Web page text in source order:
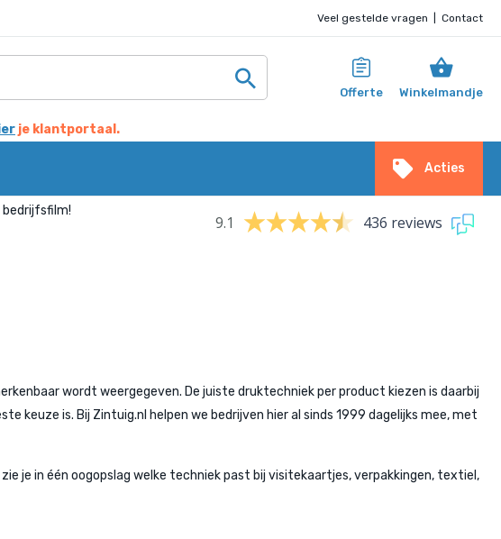
Veel gestelde vragen Contact
Offerte Winkelmandje
je klantportaal.
Acties
bedrijfsfilm!
9.1 436 reviews
wordt weergegeven. De juiste druktechniek per product kiezen is daarbij
keuze is. Bij Zintuig.nl helpen we bedrijven hier al sinds 1999 dagelijks mee, met
je in één oogopslag welke techniek past bij visitekaartjes, verpakkingen, textiel,